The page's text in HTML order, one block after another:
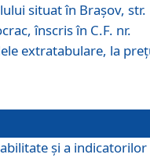
situat în Brașov, str.
înscris în C.F. nr.
extratabulare, la
și a indicatorilor